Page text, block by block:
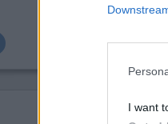
I want